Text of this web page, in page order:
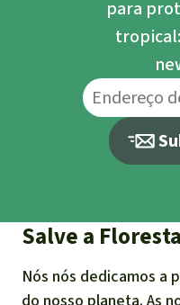
para
Salve a Floresta
Nós nós dedicamos a